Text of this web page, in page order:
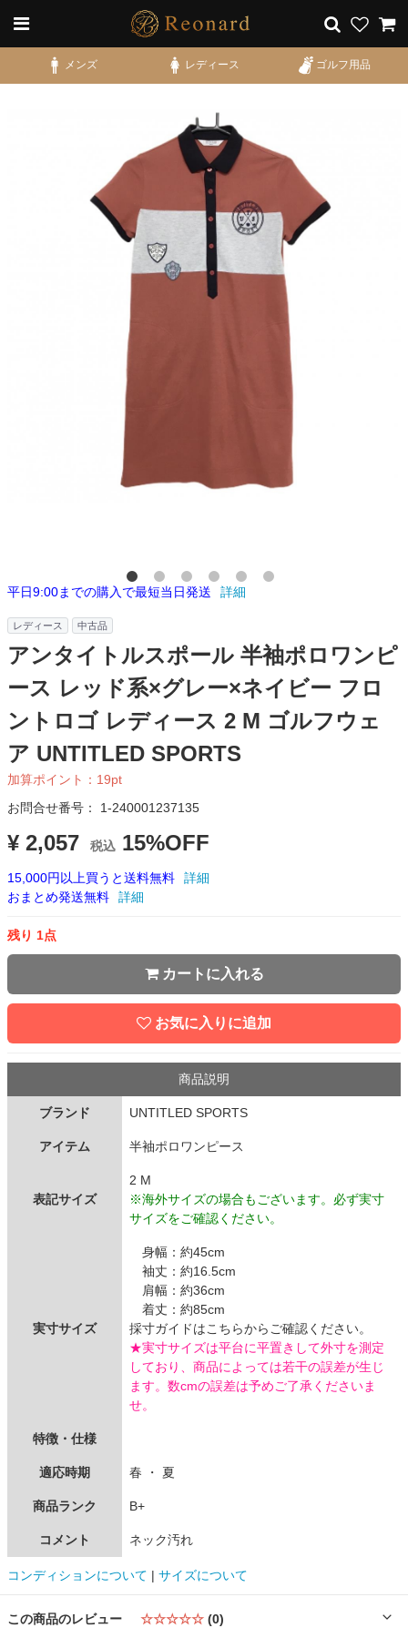
メンズ レディース ゴルフ用品
平日9:00までの購入で最短当日発送 詳細
レディース 中古品
アンタイトルスポール 半袖ポロワンピ
ース レッド系×グレー×ネイビー フロ
ントロゴ レディース 2 M ゴルフウェ
ア UNTITLED SPORTS
加算ポイント： 19pt
お問合せ番号： 1-240001237135
¥ 2,057 税込 15%OFF
15,000円以上買うと送料無料
詳細
おまとめ発送無料
詳細
残り 1点
カートに入れる
お気に入りに追加
商品説明
ブランド UNTITLED SPORTS
アイテム 半袖ポロワンピース
表記サイズ
2 M
※海外サイズの場合もございます。必ず実寸
サイズをご確認ください。
実寸サイズ
身幅：約45cm
袖丈：約16.5cm
肩幅：約36cm
着丈：約85cm
採寸ガイドはこちらからご確認ください。
★実寸サイズは平台に平置きして外寸を測定
しており、商品によっては若干の誤差が生じ
ます。数cmの誤差は予めご了承くださいま
せ。
特徴・仕様
適応時期 春 ・ 夏
商品ランク B+
コメント ネック汚れ
コンディションについて | サイズについて
この商品のレビュー ☆☆☆☆☆ (0)